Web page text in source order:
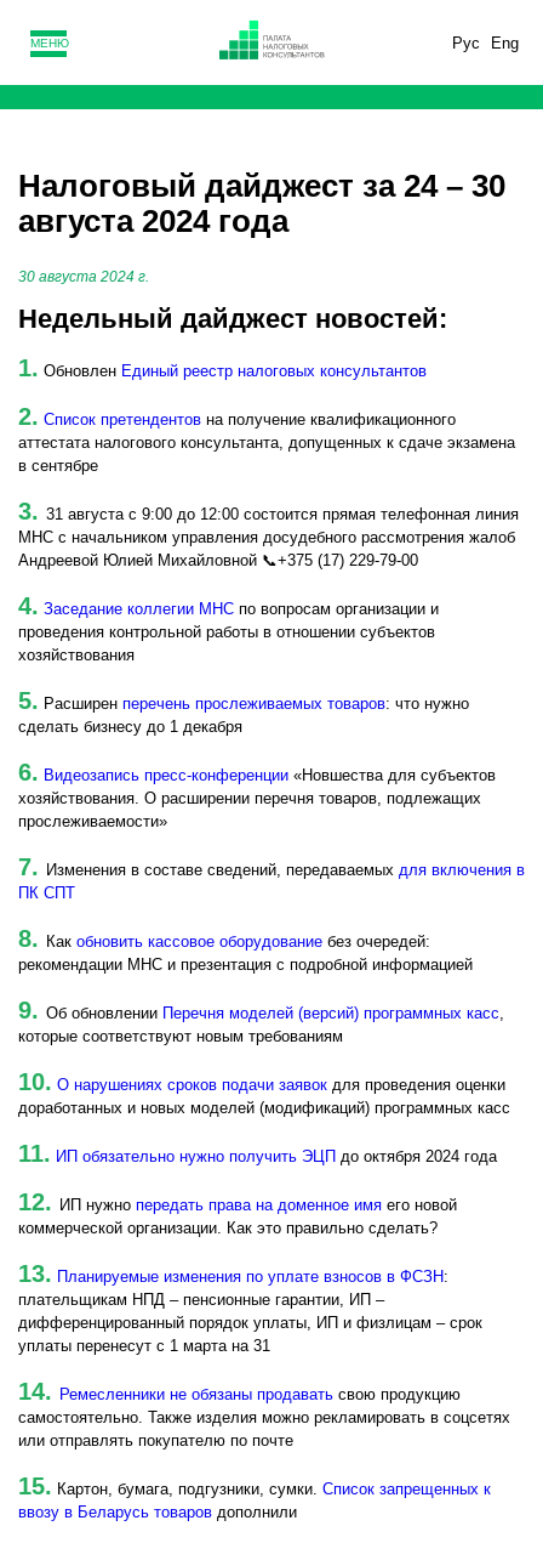
Рус Eng
МЕНЮ
Налоговый дайджест за 24 – 30
августа 2024 года
30 августа 2024 г.
Недельный дайджест новостей:
1. Обновлен Единый реестр налоговых консультантов
2. Список претендентов на получение квалификационного
аттестата налогового консультанта, допущенных к сдаче экзамена
в сентябре
3. 31 августа с 9:00 до 12:00 состоится прямая телефонная линия
МНС с начальником управления досудебного рассмотрения жалоб
Андреевой Юлией Михайловной 📞+375 (17) 229-79-00
4. Заседание коллегии МНС по вопросам организации и
проведения контрольной работы в отношении субъектов
хозяйствования
5. Расширен перечень прослеживаемых товаров: что нужно
сделать бизнесу до 1 декабря
6. Видеозапись пресс-конференции «Новшества для субъектов
хозяйствования. О расширении перечня товаров, подлежащих
прослеживаемости»
7. Изменения в составе сведений, передаваемых для включения в
ПК СПТ
8. Как обновить кассовое оборудование без очередей:
рекомендации МНС и презентация с подробной информацией
9. Об обновлении Перечня моделей (версий) программных касс,
которые соответствуют новым требованиям
10. О нарушениях сроков подачи заявок для проведения оценки
доработанных и новых моделей (модификаций) программных касс
11. ИП обязательно нужно получить ЭЦП до октября 2024 года
12. ИП нужно передать права на доменное имя его новой
коммерческой организации. Как это правильно сделать?
13. Планируемые изменения по уплате взносов в ФСЗН:
плательщикам НПД – пенсионные гарантии, ИП –
дифференцированный порядок уплаты, ИП и физлицам – срок
уплаты перенесут с 1 марта на 31
14. Ремесленники не обязаны продавать свою продукцию
самостоятельно. Также изделия можно рекламировать в соцсетях
или отправлять покупателю по почте
15. Картон, бумага, подгузники, сумки. Список запрещенных к
ввозу в Беларусь товаров дополнили